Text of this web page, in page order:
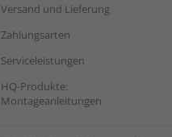
Versand und Lieferung
Zahlungsarten
Serviceleistungen
HQ-Produkte:
Montageanleitungen